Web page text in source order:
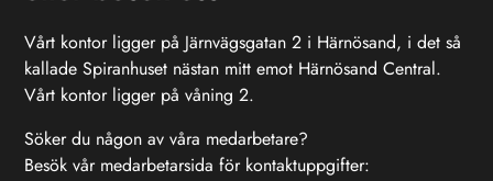
Vårt kontor ligger på Järnvägsgatan 2 i Härnösand, i det så
kallade Spiranhuset nästan mitt emot Härnösand Central.
Vårt kontor ligger på våning 2.
Söker du någon av våra medarbetare?
Besök vår medarbetarsida för kontaktuppgifter: